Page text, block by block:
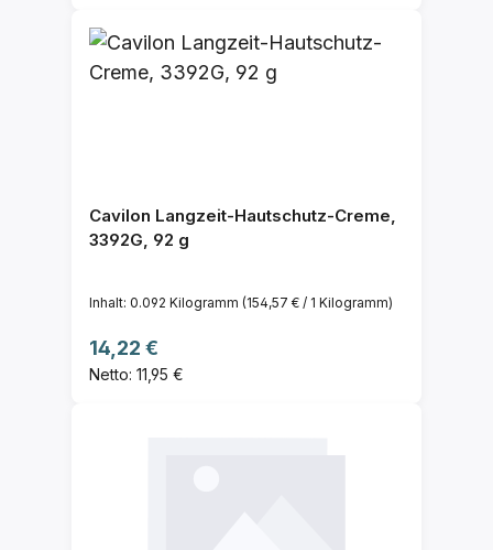
Cavilon Langzeit-Hautschutz-Creme,
3392G, 92 g
Inhalt: 0.092 Kilogramm (154,57 € / 1 Kilogramm)
Regulärer Preis:
14,22 €
Netto: 11,95 €